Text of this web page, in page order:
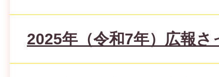
2025年（令和7年）広報さ